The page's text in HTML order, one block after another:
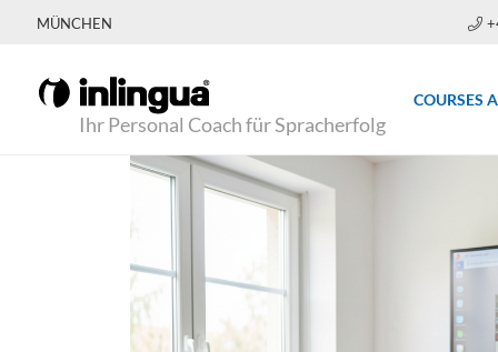
MÜNCHEN
Ihr Personal Coach für Spracherfolg
COURSES